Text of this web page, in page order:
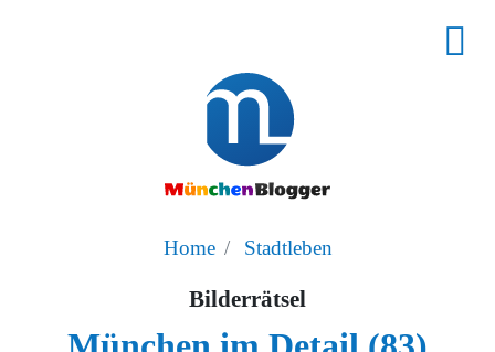
Home Stadtleben
Bilderrätsel